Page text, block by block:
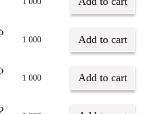
1 000 Add to cart
1 000 Add to cart